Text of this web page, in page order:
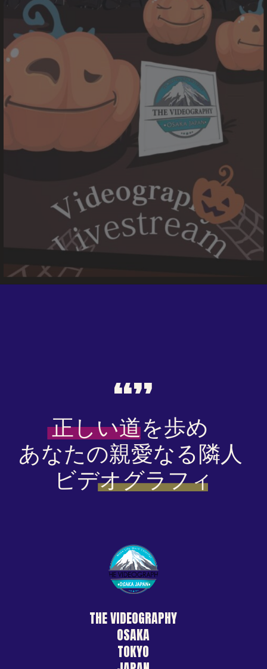
Trek the Right Way! Your Friendly NeighborhoodTHE VIDEOGRAPHY
THE VIDEOGRAPHY
OSAKA
TOKYO
“”
正しい道を歩め
あなたの親愛なる隣人
ビデオグラフィ